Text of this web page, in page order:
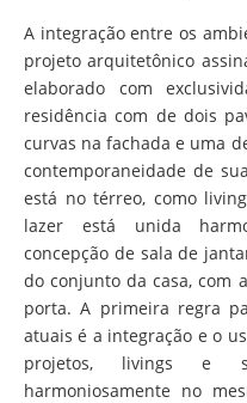
A integração entre os
projeto arquitetônico
elaborado com
residência com de dois
curvas na fachada e uma
contemporaneidade de
está no térreo, como
lazer está unida
concepção de sala de
do conjunto da casa, com
porta. A primeira regra
atuais é a integração e o
projetos, livings e
harmoniosamente no